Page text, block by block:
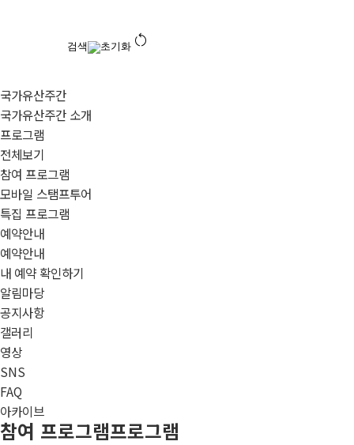
검색 초기화 restart_alt
국가유산주간
국가유산주간 소개
프로그램
전체보기
참여 프로그램
모바일 스탬프투어
특집 프로그램
예약안내
예약안내
내 예약 확인하기
알림마당
공지사항
갤러리
영상
SNS
FAQ
아카이브
참여 프로그램프로그램